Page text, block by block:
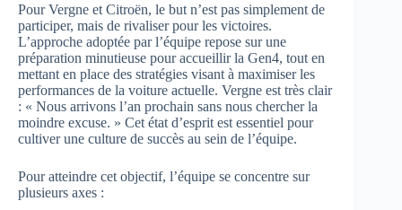
Pour Vergne et Citroën, le but n’est pas simplement de
participer, mais de rivaliser pour les victoires.
L’approche adoptée par l’équipe repose sur une
préparation minutieuse pour accueillir la Gen4, tout en
mettant en place des stratégies visant à maximiser les
performances de la voiture actuelle. Vergne est très clair
: « Nous arrivons l’an prochain sans nous chercher la
moindre excuse. » Cet état d’esprit est essentiel pour
cultiver une culture de succès au sein de l’équipe.
Pour atteindre cet objectif, l’équipe se concentre sur
plusieurs axes :